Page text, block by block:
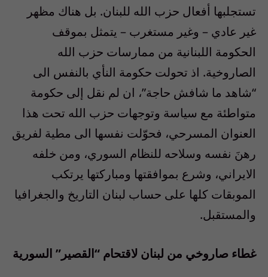
تستجلبها أفعال حزب الله للبنان. بل هناك مظهر
غير عادي – وغير مستغرب – يتمثل بموقف
الحكومة اللبنانية من ممارسات حزب الله
الصاروخية. اذ تحولت حكومة النأي بالنفس الى
“شاهد ما شافش حاجة”، ان لم نقل إلى حكومة
متواطئة مع سياسة وتوجهات حزب الله تحت هذا
العنوان المسرحي، فحوّلت نفسها الى مطية لفريق
رهنَ نفسه وسلاحه للنظام السوري، ومن خلفه
الايراني، وشرع بموافقتها ومباركتها يرتكب
الموبقات كلها على حساب لبنان التاريخ والجغرافيا
والمستقبل.
غطاء صاروخي من لبنان لاقتحام “القصير” السورية